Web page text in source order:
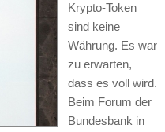
Krypto-Token
sind keine
Währung. Es war
zu erwarten,
dass es voll wird.
Beim Forum der
Bundesbank in